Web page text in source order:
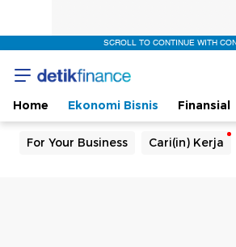
SCROLL TO CONTINUE WITH
Home Ekonomi Bisnis Finansial
For Your Business Cari(in) Kerja